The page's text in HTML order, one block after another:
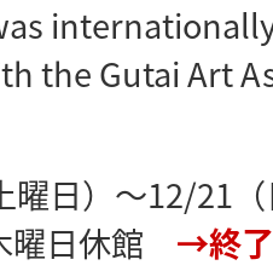
the Gutai Art
曜日）〜12/21
日休館 →終